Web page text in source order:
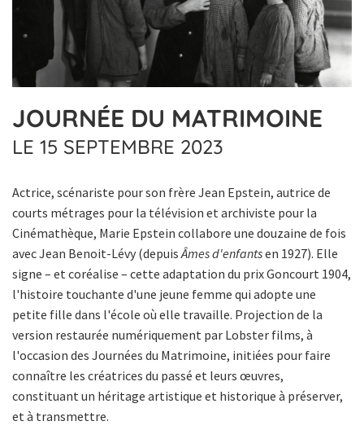
JOURNÉE DU MATRIMOINE
LE 15 SEPTEMBRE 2023
Actrice, scénariste pour son frère Jean Epstein, autrice de
courts métrages pour la télévision et archiviste pour la
Cinémathèque, Marie Epstein collabore une douzaine de fois
avec Jean Benoit-Lévy (depuis Âmes d'enfantsen 1927). Elle
signe – et coréalise – cette adaptation du prix Goncourt 1904,
l'histoire touchante d'une jeune femme qui adopte une
petite fille dans l'école où elle travaille. Projection de la
version restaurée numériquement par Lobster films, à
l'occasion des Journées du Matrimoine, initiées pour faire
connaître les créatrices du passé et leurs œuvres,
constituant un héritage artistique et historique à préserver,
et à transmettre.